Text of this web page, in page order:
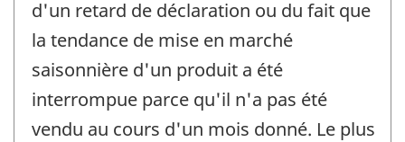
d'un retard de déclaration ou du fait que
la tendance de mise en marché
saisonnière d'un produit a été
interrompue parce qu'il n'a pas été
vendu au cours d'un mois donné. Le plus